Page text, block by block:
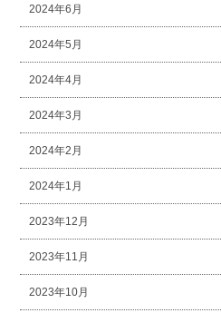
2024年6月
2024年5月
2024年4月
2024年3月
2024年2月
2024年1月
2023年12月
2023年11月
2023年10月